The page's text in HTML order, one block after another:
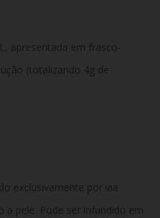
apresentada em frasco-
(totalizando 4g de
exclusivamente por via
a pele. Pode ser infundido em